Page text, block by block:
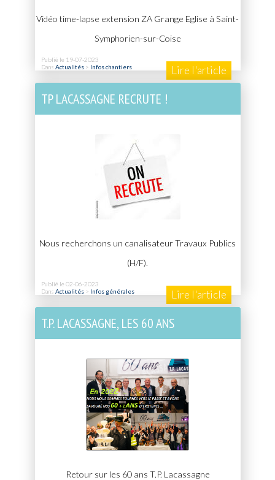
Vidéo time-lapse extension ZA Grange Eglise à Saint-
Symphorien-sur-Coise
Publié le 19-07-2023
Dans Actualités> Infos chantiers Lire l'article
TP LACASSAGNE RECRUTE !
Nous recherchons un canalisateur Travaux Publics
(H/F).
Publié le 02-06-2023
Dans Actualités> Infos générales Lire l'article
T.P. LACASSAGNE, LES 60 ANS
Retour sur les 60 ans T.P. Lacassagne